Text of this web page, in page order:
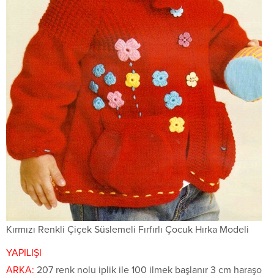
Kırmızı Renkli Çiçek Süslemeli Fırfırlı Çocuk Hırka Modeli
YAPILIŞI
ARKA: 207 renk nolu iplik ile 100 ilmek başlanır 3 cm haraşo